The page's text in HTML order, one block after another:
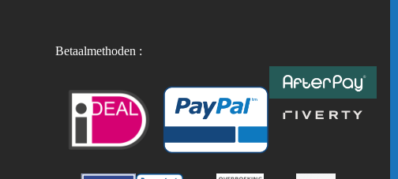
Betaalmethoden :